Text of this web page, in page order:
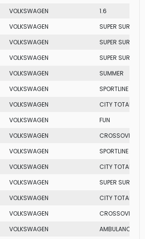
VOLKSWAGEN
1.6
VOLKSWAGEN
SUPER SURF
VOLKSWAGEN
SUPER SURF
VOLKSWAGEN
SUPER SURF
VOLKSWAGEN
SUMMER
VOLKSWAGEN
SPORTLINE
VOLKSWAGEN
CITY TOTAL FLEX
VOLKSWAGEN
FUN
VOLKSWAGEN
CROSSOVER
VOLKSWAGEN
SPORTLINE
VOLKSWAGEN
CITY TOTAL FLEX
VOLKSWAGEN
SUPER SURF
VOLKSWAGEN
CITY TOTAL FLEX
VOLKSWAGEN
CROSSOVER
VOLKSWAGEN AMBULANCIA